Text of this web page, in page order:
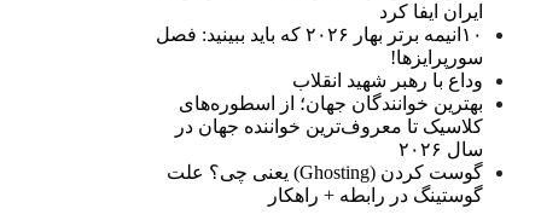
ایران ایفا کرد
۱۰انیمه برتر بهار ۲۰۲۶ که باید ببینید: فصل
سورپرایزها!
وداع با رهبر شهید انقلاب
بهترین خوانندگان جهان؛ از اسطوره‌های
کلاسیک تا معروف‌ترین خواننده جهان در
سال ۲۰۲۶
گوست کردن (Ghosting) یعنی چی؟ علت
گوستینگ در رابطه + راهکار